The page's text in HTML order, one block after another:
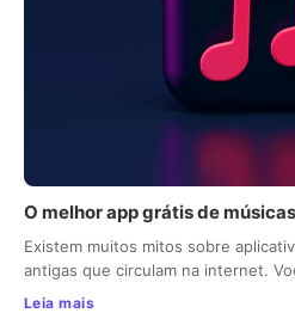
O melhor app grátis de
Existem muitos mitos sobre
antigas que circulam na internet.
Leia mais